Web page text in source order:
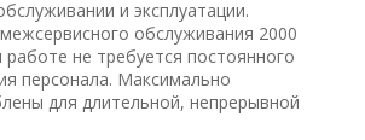
и эксплуатации.
обслуживания 2000
работе не требуется постоянного
персонала. Максимально
для длительной, непрерывной